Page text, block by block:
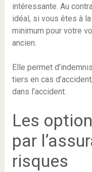
intéressante. Au
idéal, si vous êtes à
minimum pour votre
ancien.
Elle permet
tiers en cas
dans l’accident.
Les
par
risques